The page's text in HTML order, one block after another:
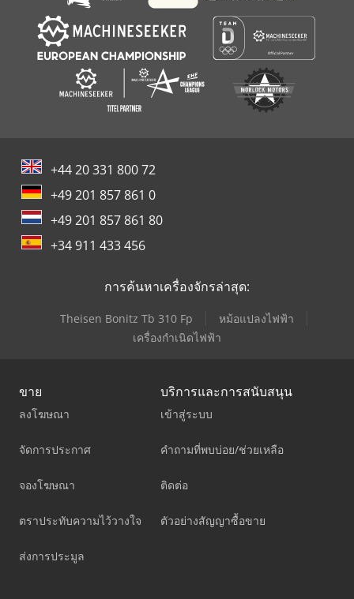
+44 20 331 800 72
+49 201 857 861 0
+49 201 857 861 80
+34 911 433 456
การค้นหาเครื่องจักรล่าสุด:
Theisen Bonitz Tb 310 Fp
หม้อแปลงไฟฟ้า
เครื่องกำเนิดไฟฟ้า
ขาย
ลงโฆษณา
จัดการประกาศ
จองโฆษณา
ตราประทับความไว้วางใจ
ส่งการประมูล
บริการและการสนับสนุน
เข้าสู่ระบบ
คำถามที่พบบ่อย/ช่วยเหลือ
ติดต่อ
ตัวอย่างสัญญาซื้อขาย